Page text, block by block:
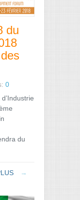
du
0
du
→